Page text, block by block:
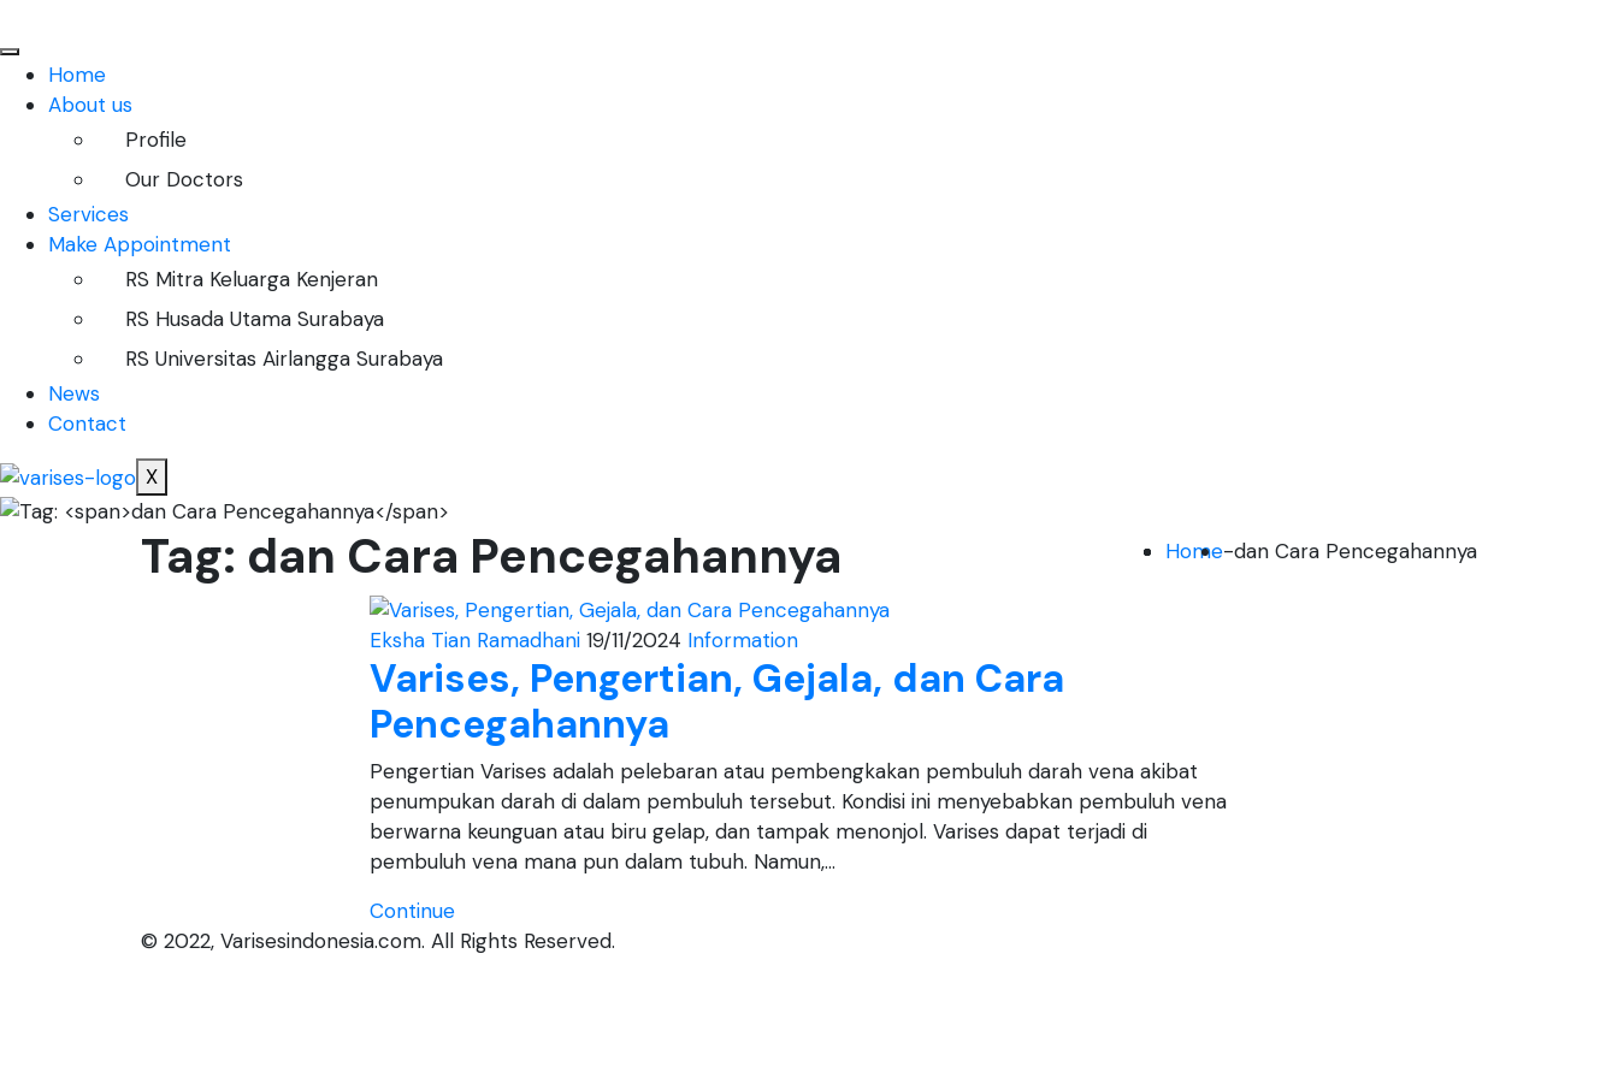
Home
About us
Profile
Our Doctors
Services
Make Appointment
RS Mitra Keluarga Kenjeran
RS Husada Utama Surabaya
RS Universitas Airlangga Surabaya
News
Contact
X
Tag: dan Cara Pencegahannya Home-dan Cara Pencegahannya
Eksha Tian Ramadhani 19/11/2024 Information
Varises, Pengertian, Gejala, dan Cara
Pencegahannya
Pengertian Varises adalah pelebaran atau pembengkakan pembuluh darah vena akibat
penumpukan darah di dalam pembuluh tersebut. Kondisi ini menyebabkan pembuluh vena
berwarna keunguan atau biru gelap, dan tampak menonjol. Varises dapat terjadi di
pembuluh vena mana pun dalam tubuh. Namun,…
Continue
© 2022, Varisesindonesia.com. All Rights Reserved.